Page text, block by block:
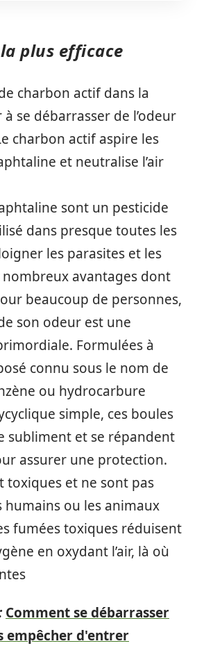
plus efficace
charbon actif dans la
se débarrasser de l’odeur
charbon actif aspire les
et neutralise l’air
sont un pesticide
dans presque toutes les
les parasites et les
avantages dont
beaucoup de personnes,
son odeur est une
Formulées à
connu sous le nom de
ou hydrocarbure
simple, ces boules
subliment et se répandent
assurer une protection.
toxiques et ne sont pas
humains ou les animaux
fumées toxiques réduisent
en oxydant l’air, là où
Comment se débarrasser
empêcher d'entrer